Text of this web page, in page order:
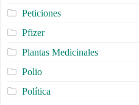
Peticiones
Pfizer
Plantas Medicinales
Polio
Política